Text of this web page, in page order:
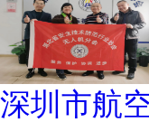
深圳市航